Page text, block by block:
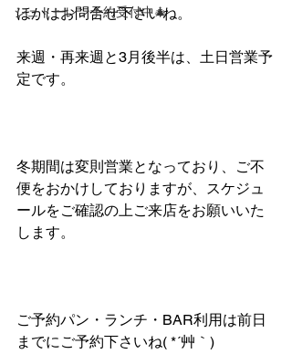
シュトーレン予約受付中🎄
ほかはお問合せ下さいね。
来週・再来週と3月後半は、土日営業予
定です。
冬期間は変則営業となっており、ご不
便をおかけしておりますが、スケジュ
ールをご確認の上ご来店をお願いいた
します。
ご予約パン・ランチ・BAR利用は前日
までにご予約下さいね( *´艸｀)